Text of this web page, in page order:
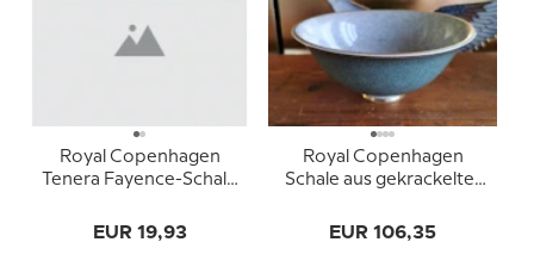
Royal Copenhagen
Tenera Fayence-Schale
Johanson 147-2900
EUR 19,93
Royal Copenhagen
Schale aus gekrackelter
Grau
EUR 106,35